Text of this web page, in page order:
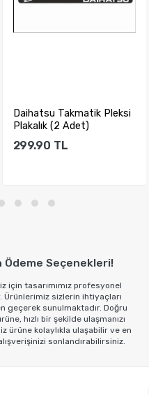
Daihatsu Takmatik Pleksi
Plakalık (2 Adet)
299.90 TL
Ödeme Seçenekleri!
için tasarımımız profesyonel
sizlerin ihtiyaçları
geçerek sunulmaktadır. Doğru
hızlı bir şekilde ulaşmanızı
ürüne kolaylıkla ulaşabilir ve en
sonlandırabilirsiniz.